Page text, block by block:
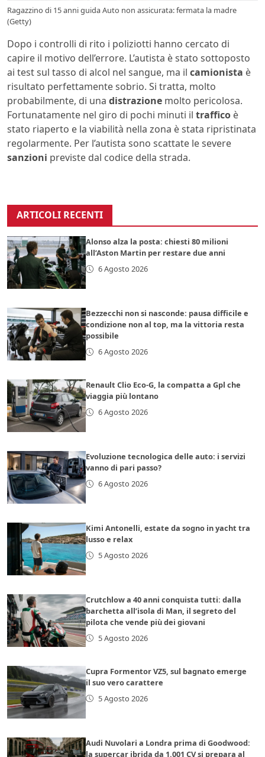
Ragazzino di 15 anni guida Auto non assicurata: fermata la madre
(Getty)
Dopo i controlli di rito i poliziotti hanno cercato di
capire il motivo dell’errore. L’autista è stato sottoposto
ai test sul tasso di alcol nel sangue, ma il camionista è
risultato perfettamente sobrio. Si tratta, molto
probabilmente, di una distrazione molto pericolosa.
Fortunatamente nel giro di pochi minuti il traffico è
stato riaperto e la viabilità nella zona è stata ripristinata
regolarmente. Per l’autista sono scattate le severe
sanzioni previste dal codice della strada.
ARTICOLI RECENTI
Alonso alza la posta: chiesti 80 milioni
all’Aston Martin per restare due anni
6 Agosto 2026
Bezzecchi non si nasconde: pausa difficile e
condizione non al top, ma la vittoria resta
possibile
6 Agosto 2026
Renault Clio Eco-G, la compatta a Gpl che
viaggia più lontano
6 Agosto 2026
Evoluzione tecnologica delle auto: i servizi
vanno di pari passo?
6 Agosto 2026
Kimi Antonelli, estate da sogno in yacht tra
lusso e relax
5 Agosto 2026
Crutchlow a 40 anni conquista tutti: dalla
barchetta all’isola di Man, il segreto del
pilota che vende più dei giovani
5 Agosto 2026
Cupra Formentor VZ5, sul bagnato emerge
il suo vero carattere
5 Agosto 2026
Audi Nuvolari a Londra prima di Goodwood:
la supercar ibrida da 1.001 CV si prepara al